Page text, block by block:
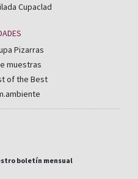
Cupaclad
Pizarras
muestras
of the Best
boletín mensual